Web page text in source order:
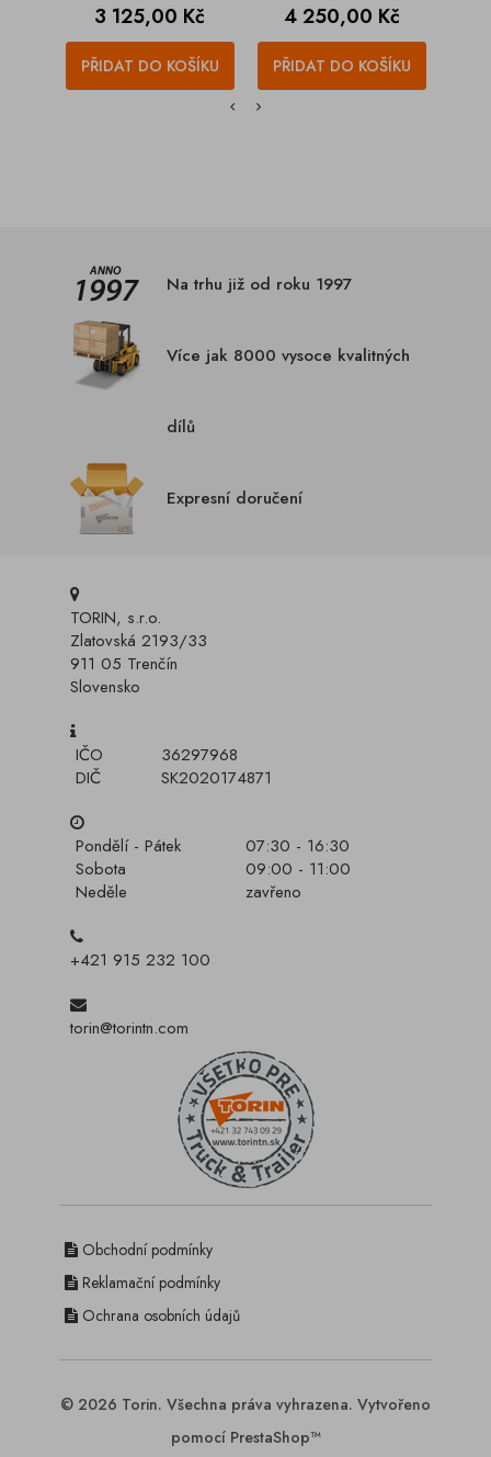
Cena
3 125,00 Kč
PŘIDAT DO KOŠÍKU
Cena
4 250,00 Kč
PŘIDAT DO KOŠÍKU
Na trhu již od roku 1997
Více jak 8000 vysoce kvalitných
dílů
Expresní doručení
TORIN, s.r.o.
Zlatovská 2193/33
911 05 Trenčín
Slovensko
IČO
36297968
DIČ
SK2020174871
Pondělí - Pátek
07:30 - 16:30
Sobota
09:00 - 11:00
Neděle
zavřeno
+421 915 232 100
torin@torintn.com
Obchodní podmínky
Reklamační podmínky
Ochrana osobních údajů
© 2026 Torin. Všechna práva vyhrazena. Vytvořeno
pomocí PrestaShop™